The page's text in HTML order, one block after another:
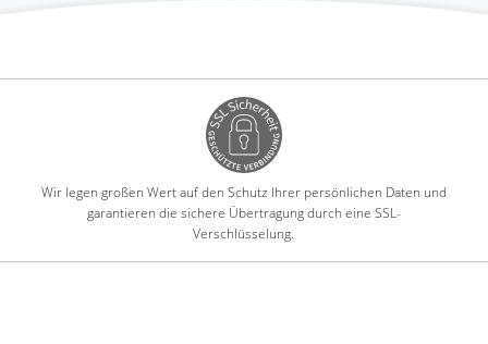
Wir legen großen Wert auf den Schutz Ihrer persönlichen Daten und
garantieren die sichere Übertragung durch eine SSL-
Verschlüsselung.